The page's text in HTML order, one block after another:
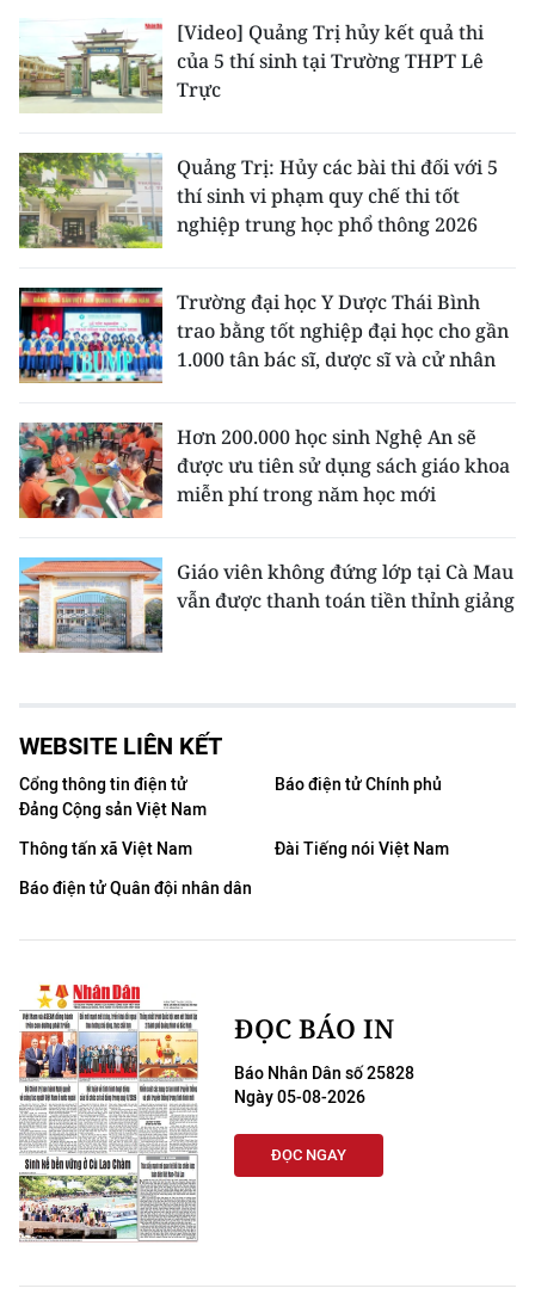
[Video] Quảng Trị hủy kết quả thi
của 5 thí sinh tại Trường THPT Lê
Trực
Quảng Trị: Hủy các bài thi đối với 5
thí sinh vi phạm quy chế thi tốt
nghiệp trung học phổ thông 2026
Trường đại học Y Dược Thái Bình
trao bằng tốt nghiệp đại học cho gần
1.000 tân bác sĩ, dược sĩ và cử nhân
Hơn 200.000 học sinh Nghệ An sẽ
được ưu tiên sử dụng sách giáo khoa
miễn phí trong năm học mới
Giáo viên không đứng lớp tại Cà Mau
vẫn được thanh toán tiền thỉnh giảng
WEBSITE LIÊN KẾT
Cổng thông tin điện tử
Đảng Cộng sản Việt Nam
Báo điện tử Chính phủ
Thông tấn xã Việt Nam
Đài Tiếng nói Việt Nam
Báo điện tử Quân đội nhân dân
ĐỌC BÁO IN
Báo Nhân Dân số 25828
Ngày 05-08-2026
ĐỌC NGAY